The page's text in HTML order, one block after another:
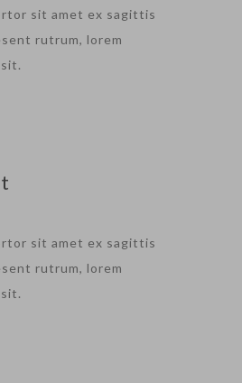
sit amet ex sagittis
rutrum, lorem
sit amet ex sagittis
rutrum, lorem